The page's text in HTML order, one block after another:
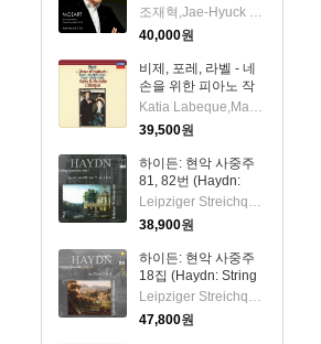
(Mozart: Piano
Sonatas Nos.13, 14
& 16)(CD) - 조재혁
(Jae-Hyuck Cho)
조재혁,Jae-Hyuck Cho
40,000원
비제, 포레, 라벨 - 네
손을 위한 피아노 작
품집 (Bizet: Jeux
D'enfants, Faure:
Dolly Suite, Ravel:
Ma Mere L'oye)
(UHQCD)(일본반) -
Katia Labeque
Katia Labeque,Marielle Labeque
39,500원
하이든: 현악 사중주
81, 82번 (Haydn:
String Quartet No.81
& 82)(CD) -
Leipziger
Streichquartett
Leipziger Streichquartett
38,900원
하이든: 현악 사중주
18집 (Haydn: String
Quartets Vol.18)(CD)
- Leipziger
Streichquartett
Leipziger Streichquartett
47,800원